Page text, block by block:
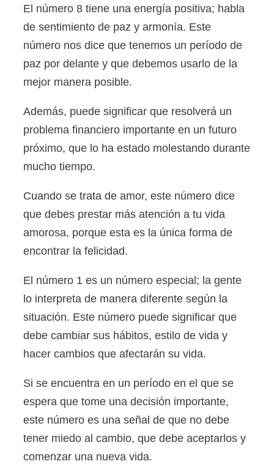
El número 8 tiene una energía positiva; habla
de sentimiento de paz y armonía. Este
número nos dice que tenemos un período de
paz por delante y que debemos usarlo de la
mejor manera posible.
Además, puede significar que resolverá un
problema financiero importante en un futuro
próximo, que lo ha estado molestando durante
mucho tiempo.
Cuando se trata de amor, este número dice
que debes prestar más atención a tu vida
amorosa, porque esta es la única forma de
encontrar la felicidad.
El número 1 es un número especial; la gente
lo interpreta de manera diferente según la
situación. Este número puede significar que
debe cambiar sus hábitos, estilo de vida y
hacer cambios que afectarán su vida.
Si se encuentra en un período en el que se
espera que tome una decisión importante,
este número es una señal de que no debe
tener miedo al cambio, que debe aceptarlos y
comenzar una nueva vida.